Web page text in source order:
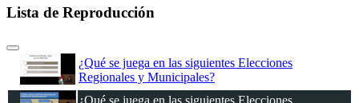
Lista de Reproducción
¿Qué se juega en las siguientes Elecciones
Regionales y Municipales?
¿Qué se juega en las siguientes Elecciones